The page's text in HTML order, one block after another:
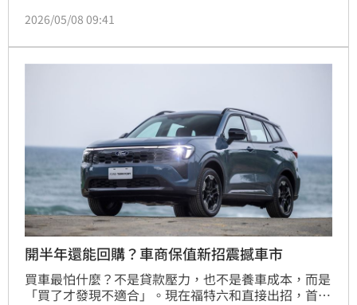
66致敬。新車以Territory油電休旅為基礎打造，限量僅
屬配備，瞄準想要兼顧個性與實用性的休旅買家。
2026/05/08 09:41
開半年還能回購？車商保值新招震撼車市
買車最怕什麼？不是貸款壓力，也不是養車成本，而是
「買了才發現不適合」。現在福特六和直接出招，首度